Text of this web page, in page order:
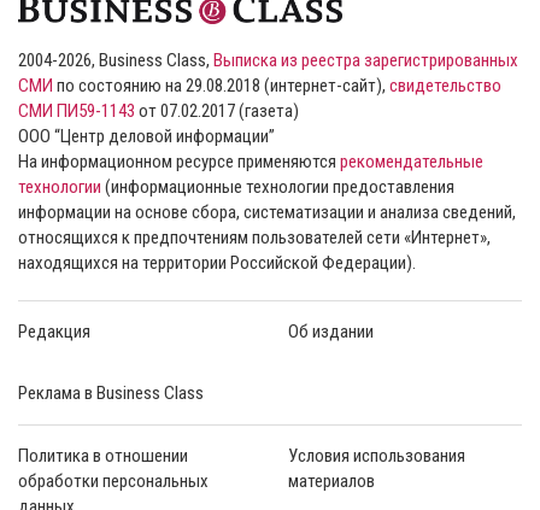
2004-2026, Business Class, Выписка из реестра зарегистрированных
СМИ по состоянию на 29.08.2018 (интернет-сайт), свидетельство
СМИ ПИ59-1143 от 07.02.2017 (газета)
ООО “Центр деловой информации”
На информационном ресурсе применяются рекомендательные
технологии (информационные технологии предоставления
информации на основе сбора, систематизации и анализа сведений,
относящихся к предпочтениям пользователей сети «Интернет»,
находящихся на территории Российской Федерации).
Редакция Об издании
Реклама в Business Class
Политика в отношении
обработки персональных
Условия использования
материалов